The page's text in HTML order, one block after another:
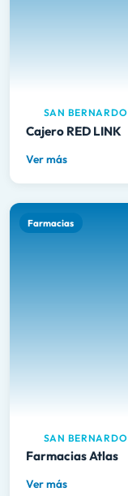
SAN BERNARDO
Cajero RED LINK
Ver más
Farmacias
SAN BERNARDO
Farmacias Atlas
Ver más